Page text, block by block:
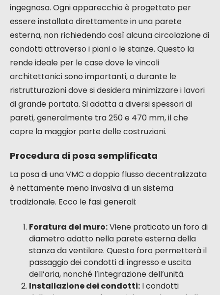
della vostra abitazione, soprattutto negli edifici
antichi o durante importanti ristrutturazioni.
Contrariamente ai sistemi centralizzati che
richiedono una complessa rete di condotti, la VMC
a doppio flusso decentralizzata si distingue per la
sua semplicità di installazione.
Adattabilità agli edifici antichi e
ristrutturati
Nelle case antiche, l’integrazione di un sistema di
ventilazione centralizzato con condotti può rivelarsi
tecnicamente complicata, se non impossibile,
senza alterare la struttura dell’edificio. La VMC a
doppio flusso decentralizzata offre un’alternativa
ingegnosa. Ogni apparecchio è progettato per
esterna, non richiedendo così alcuna circolazione di
condotti attraverso i piani o le stanze. Questo la
rende ideale per le case dove le vincoli
architettonici sono importanti, o durante le
ristrutturazioni dove si desidera minimizzare i lavori